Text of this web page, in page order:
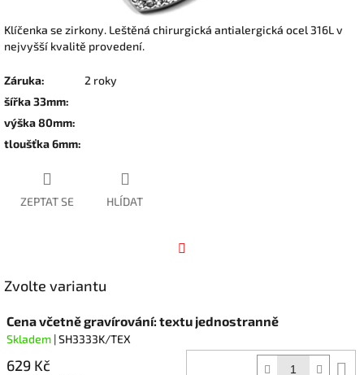
Klíčenka se zirkony. Leštěná chirurgická antialergická ocel 316L v
nejvyšší kvalitě provedení.
Záruka:
2 roky
šířka 33mm:
výška 80mm:
tloušťka 6mm:
ZEPTAT SE HLÍDAT
Zvolte variantu
Cena včetně gravírování: textu jednostranně
Skladem | SH3333K/TEX
629 Kč